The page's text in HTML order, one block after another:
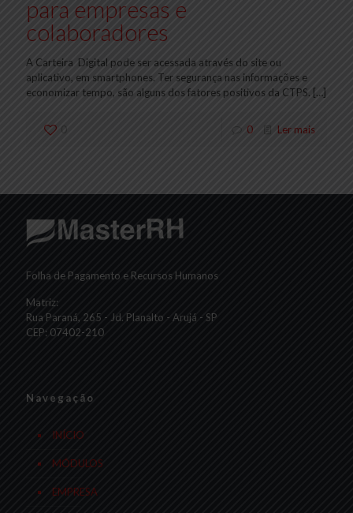
para empresas e
colaboradores
A Carteira Digital pode ser acessada através do site ou
aplicativo, em smartphones. Ter segurança nas informações e
economizar tempo, são alguns dos fatores positivos da CTPS. […]
0 0 Ler mais
Folha de Pagamento e Recursos Humanos
Matriz:
Rua Paraná, 265 - Jd. Planalto - Arujá - SP
CEP: 07402-210
Navegação
INÍCIO
MÓDULOS
EMPRESA